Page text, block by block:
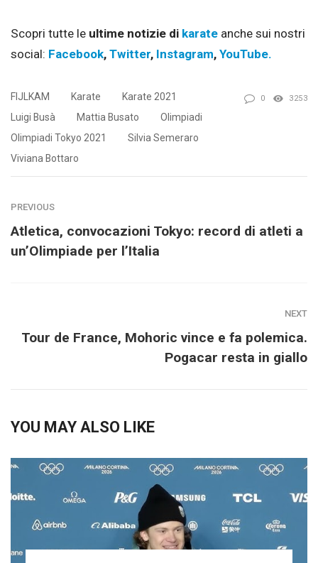
Scopri tutte le ultime notizie di karate anche sui nostri
social: Facebook, Twitter, Instagram, YouTube.
FIJLKAM Karate
Karate 2021
Luigi Busà
Mattia Busato
Olimpiadi
Olimpiadi Tokyo 2021
Silvia Semeraro
Viviana Bottaro
0 3253
PREVIOUS
Atletica, convocazioni Tokyo: record di atleti a
un’Olimpiade per l’Italia
NEXT
Tour de France, Mohoric vince e fa polemica.
Pogacar resta in giallo
YOU MAY ALSO LIKE